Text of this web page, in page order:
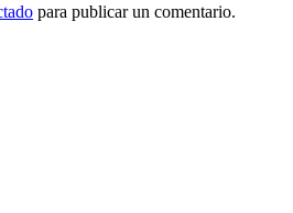
para publicar un comentario.